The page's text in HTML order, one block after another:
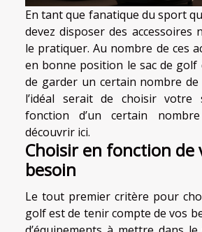
En tant que fanatique du sport
devez disposer des accessoires
le pratiquer. Au nombre de ces
en bonne position le sac de
de garder un certain nombre de
l’idéal serait de choisir
fonction d’un certain
découvrir ici.
Choisir en fonction de
besoin
Le tout premier critère pour
golf est de tenir compte de vos